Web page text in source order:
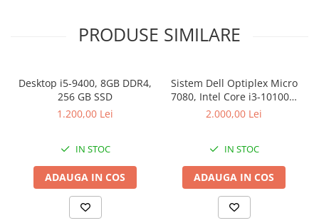
PRODUSE SIMILARE
Desktop i5-9400, 8GB DDR4,
256 GB SSD
1.200,00 Lei
IN STOC
ADAUGA IN COS
Sistem Dell Optiplex Micro
7080, Intel Core i3-10100T,
16 GB RAM, 512 GB SSD,
2.000,00 Lei
IN STOC
ADAUGA IN COS